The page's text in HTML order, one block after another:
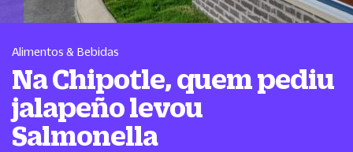
Alimentos & Bebidas
Na Chipotle, quem pediu
jalapeño levou
Salmonella